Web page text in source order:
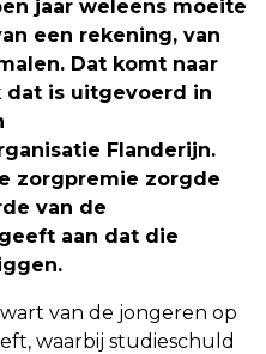
jaar weleens moeite
een rekening, van
Dat komt naar
dat is uitgevoerd in
Flanderijn.
zorgpremie zorgde
van de
aan dat die
van de jongeren op
waarbij studieschuld